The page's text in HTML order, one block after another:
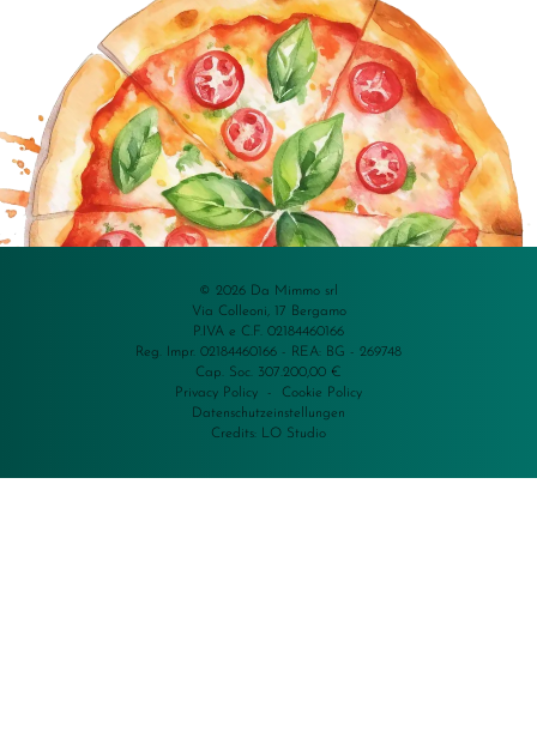
© 2026 Da Mimmo srl
Via Colleoni, 17 Bergamo
P.IVA e C.F. 02184460166
Reg. Impr. 02184460166 - REA: BG - 269748
Cap. Soc. 307.200,00 €
Privacy Policy - Cookie Policy
Datenschutzeinstellungen
Credits:
LO Studio